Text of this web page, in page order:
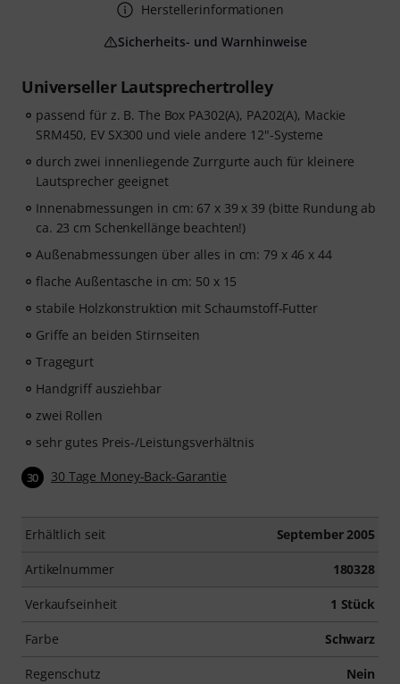
Universeller Lautsprechertrolley
passend für z. B. The Box PA302(A), PA202(A), Mackie
SRM450, EV SX300 und viele andere 12"-Systeme
durch zwei innenliegende Zurrgurte auch für kleinere
Lautsprecher geeignet
Innenabmessungen in cm: 67 x 39 x 39 (bitte Rundung ab
ca. 23 cm Schenkellänge beachten!)
Außenabmessungen über alles in cm: 79 x 46 x 44
flache Außentasche in cm: 50 x 15
stabile Holzkonstruktion mit Schaumstoff-Futter
Griffe an beiden Stirnseiten
Tragegurt
Handgriff ausziehbar
zwei Rollen
sehr gutes Preis-/Leistungsverhältnis
30 30 Tage Money-Back-Garantie
Erhältlich seit September 2005
Artikelnummer 180328
Verkaufseinheit 1 Stück
Farbe Schwarz
Regenschutz Nein
Herstellerinformationen
Sicherheits- und Warnhinweise